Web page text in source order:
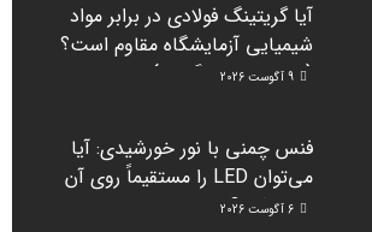
آیا گریتینگ فولادی در برابر مواد
شیمیایی آزمایشگاه مقاوم است؟
(راهنمای دانشگاه‌ها)
9 آگوست 2026
فنس چمنی با نور خورشیدی: آیا
می‌توان LED را مستقیماً روی آن
نصب کرد؟
6 آگوست 2026